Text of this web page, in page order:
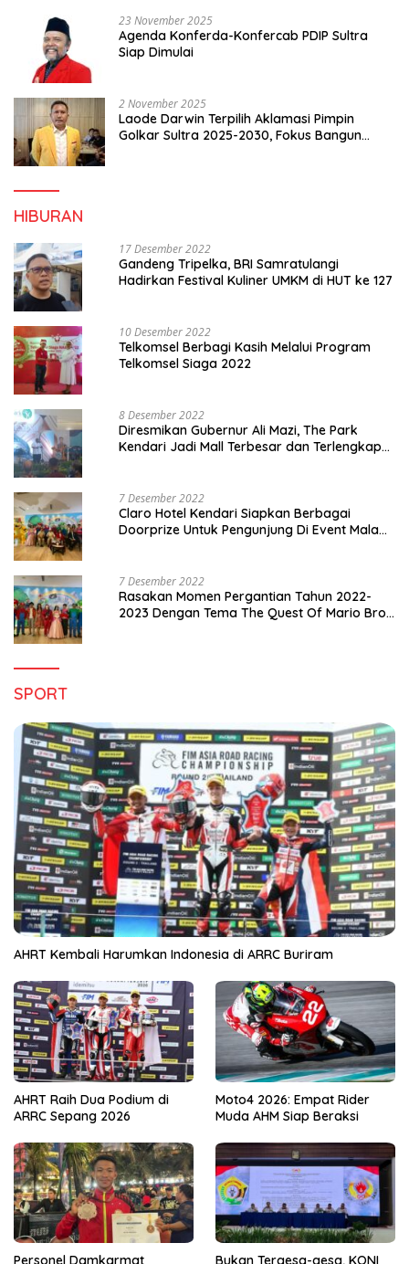
23 November 2025
Agenda Konferda-Konfercab PDIP Sultra
Siap Dimulai
2 November 2025
Laode Darwin Terpilih Aklamasi Pimpin
Golkar Sultra 2025-2030, Fokus Bangun
HIBURAN
17 Desember 2022
Gandeng Tripelka, BRI Samratulangi
Hadirkan Festival Kuliner UMKM di HUT ke 127
10 Desember 2022
Telkomsel Berbagi Kasih Melalui Program
Telkomsel Siaga 2022
8 Desember 2022
Diresmikan Gubernur Ali Mazi, The Park
Kendari Jadi Mall Terbesar dan Terlengkap
7 Desember 2022
Claro Hotel Kendari Siapkan Berbagai
Doorprize Untuk Pengunjung Di Event Malam
7 Desember 2022
Rasakan Momen Pergantian Tahun 2022-
2023 Dengan Tema The Quest Of Mario Bros
SPORT
AHRT Kembali Harumkan Indonesia di ARRC Buriram
AHRT Raih Dua Podium di
ARRC Sepang 2026
Moto4 2026: Empat Rider
Muda AHM Siap Beraksi
Personel Damkarmat Bukan Tergesa-gesa, KONI